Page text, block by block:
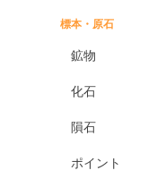
標本・原石
鉱物
化石
隕石
ポイント